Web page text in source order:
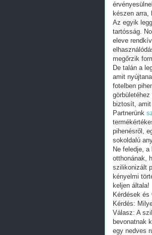
készen arra,
Az egyik
tartósság.
eleve
megőrzik
De talán a
amit
fotelben
biztosít,
Partnerünk
pihenésről,
sokoldalú
Ne feledje,
otthonának,
szilikonizált
kényelmi
keljen általa!
Kérdések és
Kérdés:
Válasz: A
bevonatnak
egy nedves